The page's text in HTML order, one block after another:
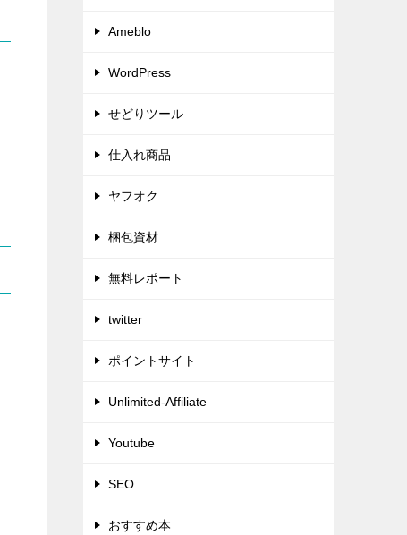
Ameblo
WordPress
せどりツール
仕入れ商品
ヤフオク
梱包資材
無料レポート
twitter
ポイントサイト
Unlimited-Affiliate
Youtube
SEO
おすすめ本